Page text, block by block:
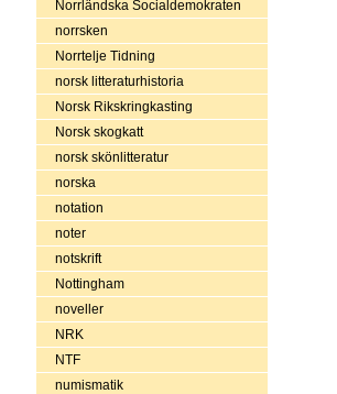
Norrländska Socialdemokraten
norrsken
Norrtelje Tidning
norsk litteraturhistoria
Norsk Rikskringkasting
Norsk skogkatt
norsk skönlitteratur
norska
notation
noter
notskrift
Nottingham
noveller
NRK
NTF
numismatik